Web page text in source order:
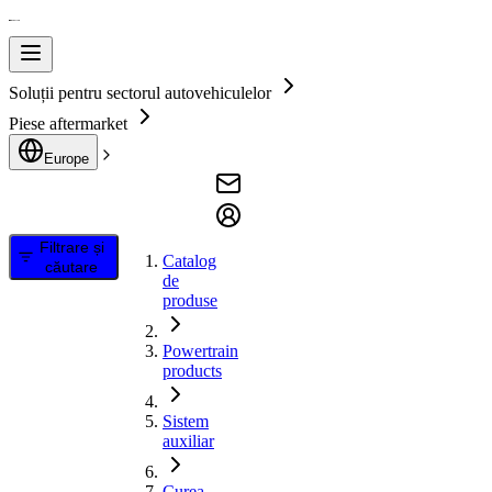
Soluții pentru sectorul autovehiculelor
Piese aftermarket
Europe
Filtrare și
căutare
Catalog
de
produse
Powertrain
products
Sistem
auxiliar